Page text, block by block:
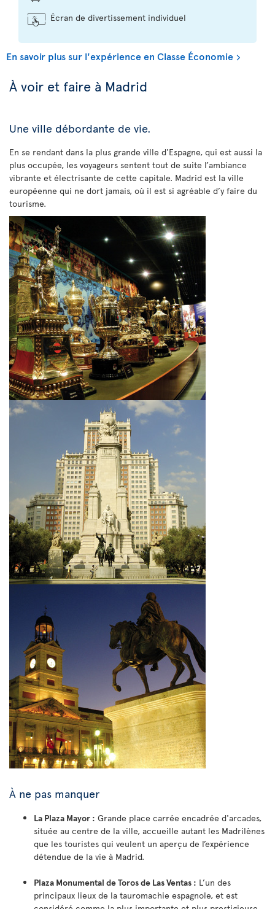
Écran de divertissement individuel
En savoir plus sur l'expérience en Classe Économie
À voir et faire à Madrid
Une ville débordante de vie.
En se rendant dans la plus grande ville d'Espagne, qui est aussi la
plus occupée, les voyageurs sentent tout de suite l’ambiance
vibrante et électrisante de cette capitale. Madrid est la ville
européenne qui ne dort jamais, où il est si agréable d’y faire du
tourisme.
À ne pas manquer
La Plaza Mayor : Grande place carrée encadrée d'arcades,
située au centre de la ville, accueille autant les Madrilènes
que les touristes qui veulent un aperçu de l’expérience
détendue de la vie à Madrid.
Plaza Monumental de Toros de Las Ventas : L’un des
principaux lieux de la tauromachie espagnole, et est